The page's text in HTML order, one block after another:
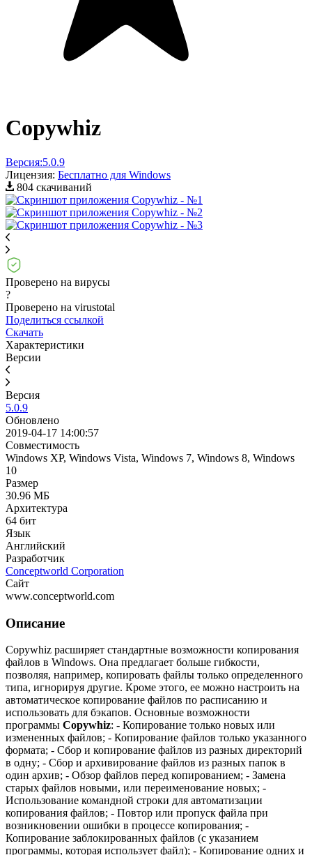
Copywhiz
Версия:5.0.9
Лицензия: Бесплатно для Windows
804 скачиваний
Проверено на вирусы
?
Проверено на virustotal
Поделиться ссылкой
Скачать
Характеристики
Версии
Версия
5.0.9
Обновлено
2019-04-17 14:00:57
Совместимость
Windows XP, Windows Vista, Windows 7, Windows 8, Windows
10
Размер
30.96 МБ
Архитектура
64 бит
Язык
Английский
Разработчик
Conceptworld Corporation
Сайт
www.conceptworld.com
Описание
Copywhiz расширяет стандартные возможности копирования
файлов в Windows. Она предлагает больше гибкости,
позволяя, например, копировать файлы только определенного
типа, игнорируя другие. Кроме этого, ее можно настроить на
автоматическое копирование файлов по расписанию и
использовать для бэкапов. Основные возможности
программы Copywhiz: - Копирование только новых или
измененных файлов; - Копирование файлов только указанного
формата; - Сбор и копирование файлов из разных директорий
в одну; - Сбор и архивирование файлов из разных папок в
один архив; - Обзор файлов перед копированием; - Замена
старых файлов новыми, или переименование новых; -
Использование командной строки для автоматизации
копирования файлов; - Повтор или пропуск файла при
возникновении ошибки в процессе копирования; -
Копирование заблокированных файлов (с указанием
программы, которая использует файл); - Копирование одних и